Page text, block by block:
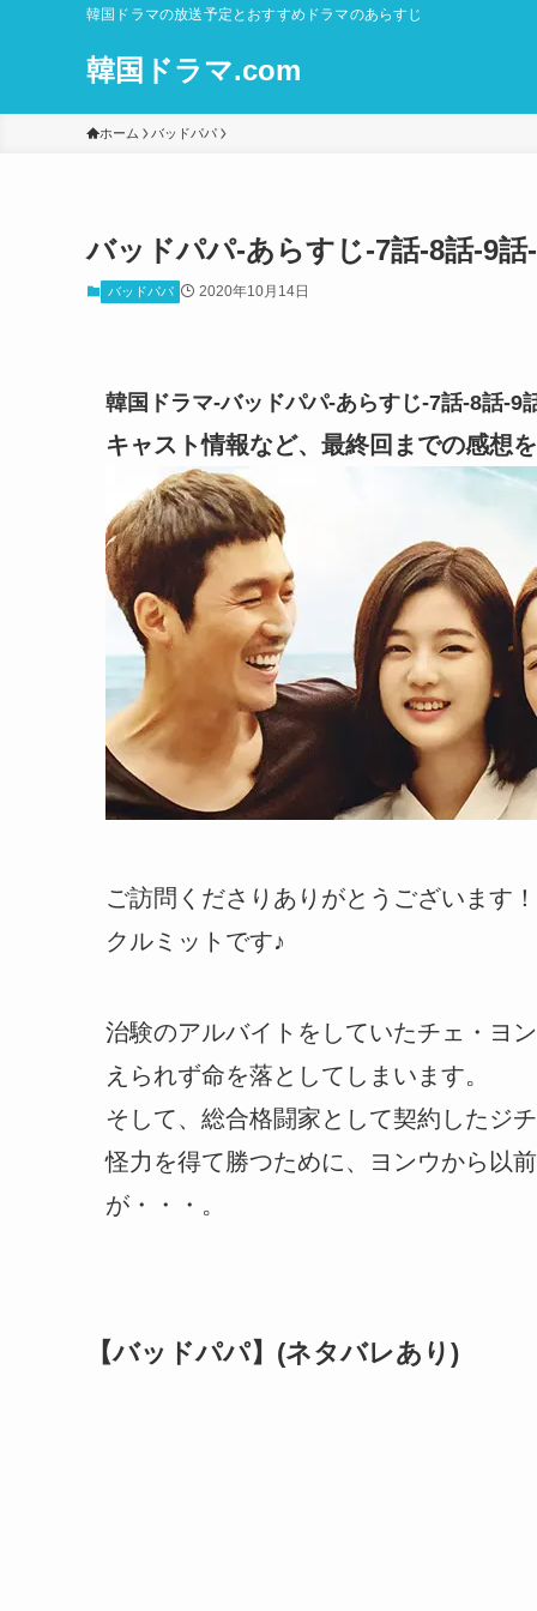
韓国ドラマの放送予定とおすすめドラマのあらすじ
韓国ドラマ.com
ホーム バッドパパ
バッドパパ-あらすじ-7話-8話-9
バッドパパ 2020年10月14日
韓国ドラマ-バッドパパ-あらすじ-7話-8話-9
キャスト情報など、最終回までの感想
ご訪問くださりありがとうございます！
クルミットです♪
治験のアルバイトをしていたチェ・ヨ
えられず命を落としてしまいます。
そして、総合格闘家として契約したジ
怪力を得て勝つために、ヨンウから以
が・・・。
【バッドパパ】(ネタバレあり)